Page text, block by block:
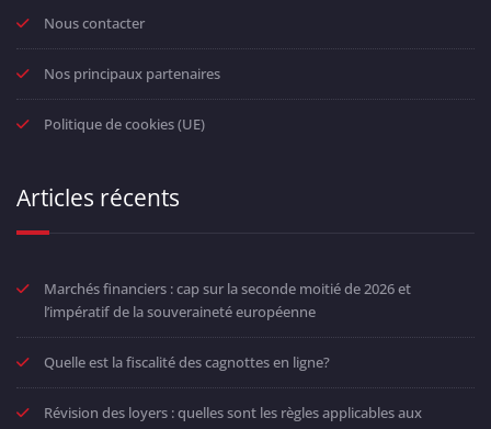
Nous contacter
Nos principaux partenaires
Politique de cookies (UE)
Articles récents
Marchés financiers : cap sur la seconde moitié de 2026 et
l’impératif de la souveraineté européenne
Quelle est la fiscalité des cagnottes en ligne?
Révision des loyers : quelles sont les règles applicables aux